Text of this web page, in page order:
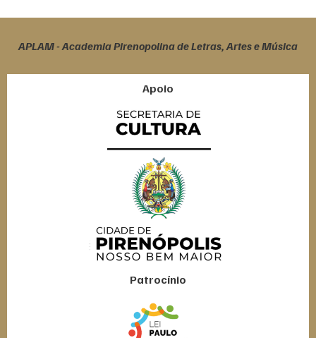
APLAM - Academia Pirenopolina de Letras, Artes e Música
Apoio
Patrocínio